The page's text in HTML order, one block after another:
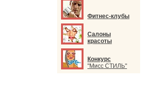
Фитнес-клубы
Салоны
красоты
Конкурс
"Мисс СТИЛЬ"